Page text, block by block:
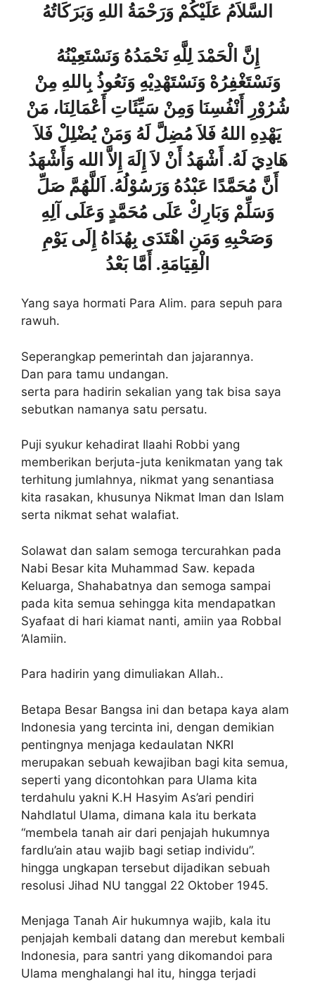
السَّلاَمُ عَلَيْكُمْ وَرَحْمَةُ اللهِ وَبَرَكَاتُهُ
إِنَّ الْحَمْدَ لِلَّهِ نَحْمَدُهُ وَنَسْتَعِيْنُهُ
وَنَسْتَغْفِرُهْ وَنَسْتَهْدِيْهِ وَنَعُوذُ بِاللهِ مِنْ
شُرُوْرِ أَنْفُسِنَا وَمِنْ سَيِّئَاتِ أَعْمَالِنَا، مَنْ
يَهْدِهِ اللهُ فَلاَ مُضِلَّ لَهُ وَمَنْ يُضْلِلْ فَلاَ
هَادِيَ لَهُ. أَشْهَدُ أَنْ لاَ إِلَهَ إِلاَّ الله وَأَشْهَدُ
أَنَّ مُحَمَّدًا عَبْدُهُ وَرَسُوْلُهُ. اَللَّهُمَّ صَلِّ
وَسَلِّمْ وَبَارِكْ عَلَى مُحَمَّدٍ وَعَلَى آلِهِ
وَصَحْبِهِ وَمَنِ اهْتَدَى بِهُدَاهُ إِلَى يَوْمِ
الْقِيَامَةِ. أَمَّا بَعْدُ
Yang saya hormati Para Alim. para sepuh para
rawuh.
Seperangkap pemerintah dan jajarannya.
Dan para tamu undangan.
serta para hadirin sekalian yang tak bisa saya
sebutkan namanya satu persatu.
Puji syukur kehadirat Ilaahi Robbi yang
memberikan berjuta-juta kenikmatan yang tak
terhitung jumlahnya, nikmat yang senantiasa
kita rasakan, khusunya Nikmat Iman dan Islam
serta nikmat sehat walafiat.
Solawat dan salam semoga tercurahkan pada
Nabi Besar kita Muhammad Saw. kepada
Keluarga, Shahabatnya dan semoga sampai
pada kita semua sehingga kita mendapatkan
Syafaat di hari kiamat nanti, amiin yaa Robbal
‘Alamiin.
Para hadirin yang dimuliakan Allah..
Betapa Besar Bangsa ini dan betapa kaya alam
Indonesia yang tercinta ini, dengan demikian
pentingnya menjaga kedaulatan NKRI
merupakan sebuah kewajiban bagi kita semua,
seperti yang dicontohkan para Ulama kita
terdahulu yakni K.H Hasyim As’ari pendiri
Nahdlatul Ulama, dimana kala itu berkata
“membela tanah air dari penjajah hukumnya
fardlu’ain atau wajib bagi setiap individu”.
hingga ungkapan tersebut dijadikan sebuah
resolusi Jihad NU tanggal 22 Oktober 1945.
Menjaga Tanah Air hukumnya wajib, kala itu
penjajah kembali datang dan merebut kembali
Indonesia, para santri yang dikomandoi para
Ulama menghalangi hal itu, hingga terjadi